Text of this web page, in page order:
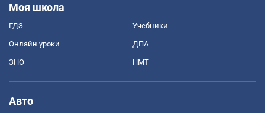
Моя школа
ГДЗ Учебники
Онлайн уроки ДПА
ЗНО НМТ
Авто